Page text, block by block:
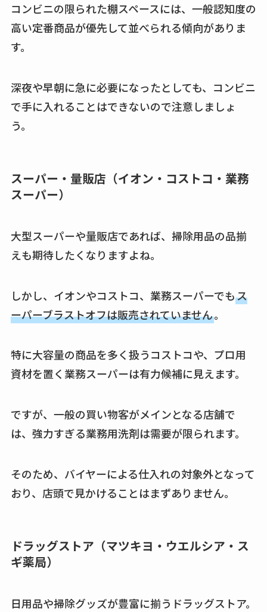
コンビニの限られた棚スペースには、一般認知度の
高い定番商品が優先して並べられる傾向がありま
す。
深夜や早朝に急に必要になったとしても、コンビニ
で手に入れることはできないので注意しましょ
う。
スーパー・量販店（イオン・コストコ・業務
スーパー）
大型スーパーや量販店であれば、掃除用品の品揃
えも期待したくなりますよね。
しかし、イオンやコストコ、業務スーパーでもス
ーパーブラストオフは販売されていません。
特に大容量の商品を多く扱うコストコや、プロ用
資材を置く業務スーパーは有力候補に見えます。
ですが、一般の買い物客がメインとなる店舗で
は、強力すぎる業務用洗剤は需要が限られます。
そのため、バイヤーによる仕入れの対象外となって
おり、店頭で見かけることはまずありません。
ドラッグストア（マツキヨ・ウエルシア・ス
ギ薬局）
日用品や掃除グッズが豊富に揃うドラッグストア。